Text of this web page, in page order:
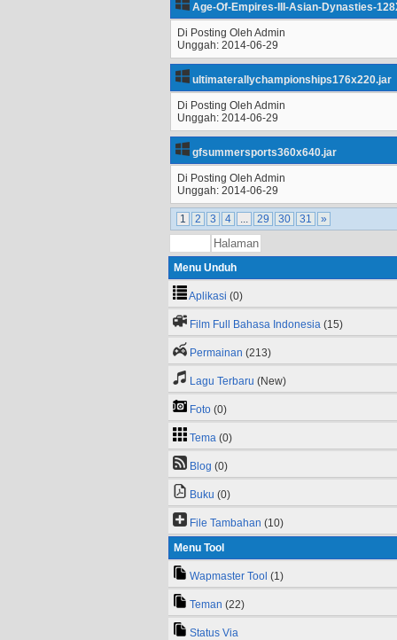
Age-Of-Empires-III-Asian-Dynasties-
Di Posting Oleh Admin
Unggah: 2014-06-29
ultimaterallychampionships176x220.jar
Di Posting Oleh Admin
Unggah: 2014-06-29
gfsummersports360x640.jar
Di Posting Oleh Admin
Unggah: 2014-06-29
1 2 3 4 ... 29 30 31 »
Menu Unduh
Aplikasi (0)
Film Full Bahasa Indonesia (15)
Permainan (213)
Lagu Terbaru (New)
Foto (0)
Tema (0)
Blog (0)
Buku (0)
File Tambahan (10)
Menu Tool
Wapmaster Tool (1)
Teman (22)
Status Via